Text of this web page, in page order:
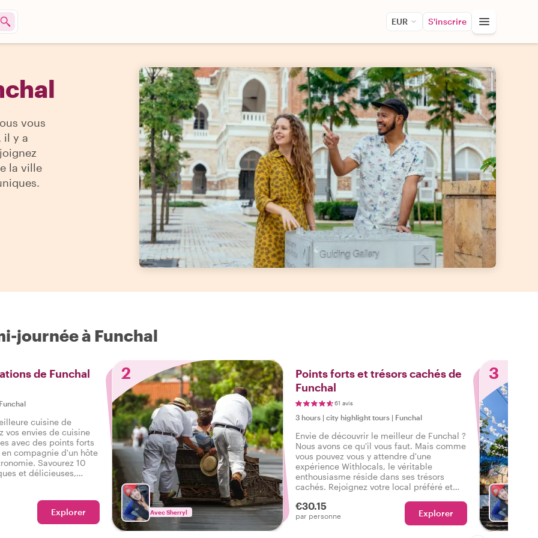
EUR S'inscrire
vous
il y a
la ville
journée à Funchal
de Funchal
Funchal
cuisine de
vos envies de cuisine
avec des points forts
compagnie d'un hôte
Savourez 10
et délicieuses,
Explorer
2
Avec Sherryl
Points forts et trésors cachés de
Funchal
61 avis
3 hours | city highlight tours | Funchal
Envie de découvrir le meilleur de Funchal ?
Nous avons ce qu'il vous faut. Mais comme
vous pouvez vous y attendre d'une
expérience Withlocals, le véritable
enthousiasme réside dans ses trésors
cachés. Rejoignez votre local préféré et
ville lors d'une visite qui a tout pour vous
faire dire : J'ai vécu le vrai Funchal !
€30.15
par personne Explorer
3